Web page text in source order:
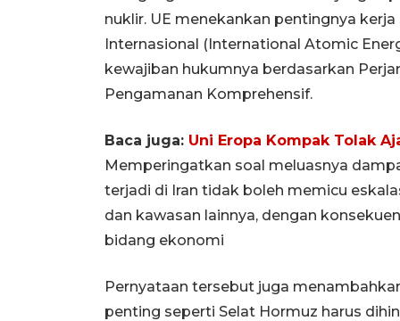
nuklir. UE menekankan pentingnya
Internasional (International Atomic
kewajiban hukumnya berdasarkan
Pengamanan Komprehensif.
Baca juga: Uni Eropa Kompak Tolak
Memperingatkan soal meluasnya
terjadi di Iran tidak boleh memicu
dan kawasan lainnya, dengan
bidang ekonomi
Pernyataan tersebut juga
penting seperti Selat Hormuz harus